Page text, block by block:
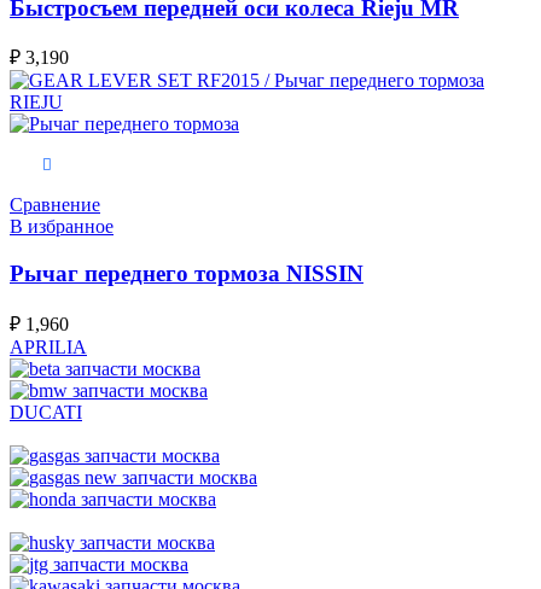
Быстросъем передней оси колеса Rieju MR
₽ 3,190
Сравнение
В избранное
Рычаг переднего тормоза NISSIN
₽ 1,960
APRILIA
DUCATI